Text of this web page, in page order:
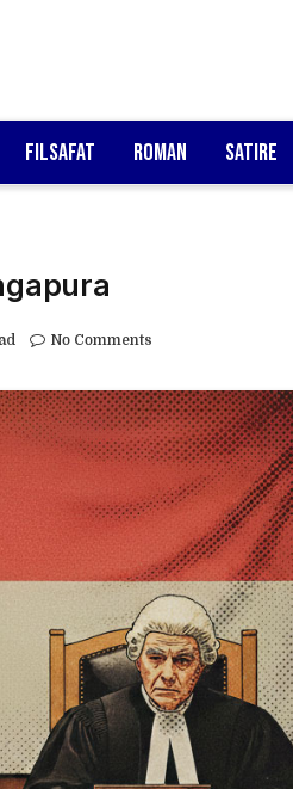
Filsafat Roman Satire
No Comments